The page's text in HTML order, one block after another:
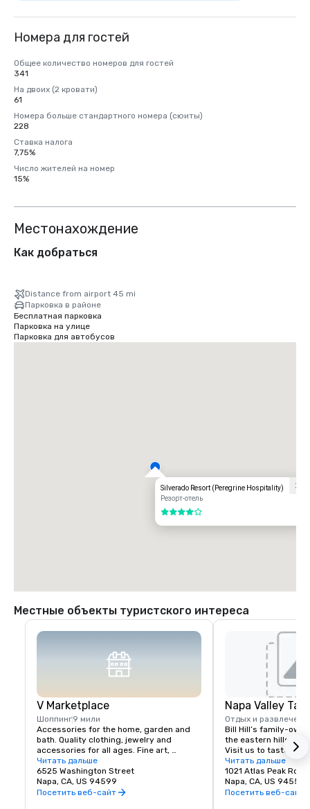
Номера для гостей
Общее количество номеров для гостей
341
На двоих (2 кровати)
61
Номера больше стандартного номера (сюиты)
228
Ставка налога
7,75%
Число жителей на номер
15%
Местонахождение
Как добраться
Distance from airport 45 mi
Парковка в районе
Бесплатная парковка
Парковка на улице
Парковка для автобусов
Silverado Resort (Peregrine Hospitality)
Резорт-отель
4 из 5
Местные объекты туристского интереса
V Marketplace
Шоппинг9 мили
Accessories for the home, garden and
bath. Quality clothing, jewelry and
accessories for all ages. Fine art,
gourmet foods, chocolates, wines and
wine tasting. Romantic gifts and
collectibles from Napa Valley and around
the world, complementing a delightful
Читать дальше
6525 Washington Street
Napa, CA, US 94599
Посетить веб-сайт
Napa Valley
Отдых и
Bill Hill’s family-
the eastern hills of
Visit us to taste
38° & Tetra wines.
Читать дальше
1021 Atlas Peak Rd
Napa, CA, US 94559
Посетить веб-сайт